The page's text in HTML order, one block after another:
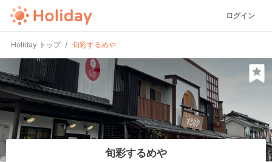
ログイン
Holiday トップ 旬彩するめや
旬彩するめや